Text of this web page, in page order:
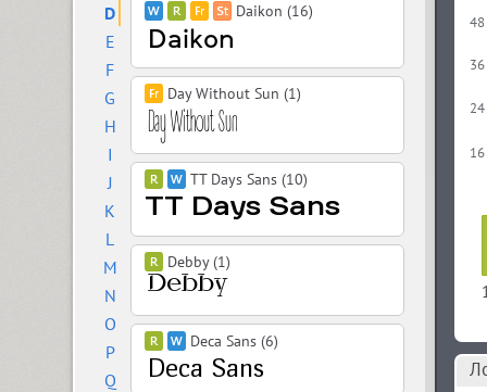
D
E
F
G
H
I
J
K
L
M
N
O
P
Q
Daikon (16)
Day Without Sun (1)
TT Days Sans (10)
Debby (1)
Deca Sans (6)